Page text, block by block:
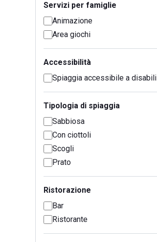
Servizi per famiglie
Animazione
Area giochi
Accessibilità
Spiaggia accessibile a disabili
Tipologia di spiaggia
Sabbiosa
Con ciottoli
Scogli
Prato
Ristorazione
Bar
Ristorante